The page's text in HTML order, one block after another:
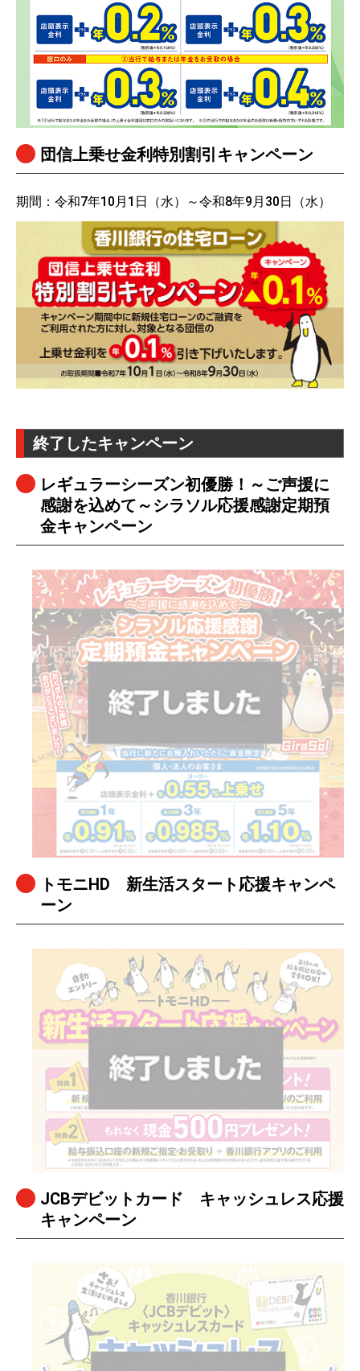
団信上乗せ金利特別割引キャンペーン
期間：令和7年10月1日（水）～令和8年9月30日（水）
終了したキャンペーン
レギュラーシーズン初優勝！～ご声援に
感謝を込めて～シラソル応援感謝定期預
金キャンペーン
トモニHD 新生活スタート応援キャンペ
ーン
JCBデビットカード キャッシュレス応援
キャンペーン